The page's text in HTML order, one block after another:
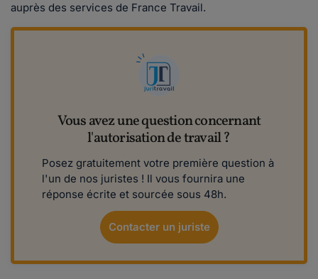
auprès des services de France Travail.
Vous avez une question concernant
l'autorisation de travail ?
Posez gratuitement votre première question à
l'un de nos juristes ! Il vous fournira une
réponse écrite et sourcée sous 48h.
Contacter un juriste